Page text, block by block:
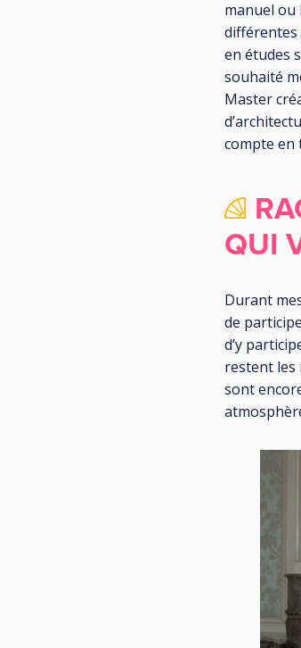
manuel ou
différentes
en études
souhaité
Master
compte en
QUI
Durant
de
d’y
restent les
sont